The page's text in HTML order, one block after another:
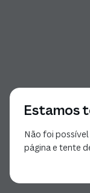
Estamos
Não foi
página e tente